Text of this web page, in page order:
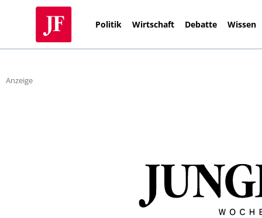
Politik Wirtschaft Debatte Wissen
Anzeige